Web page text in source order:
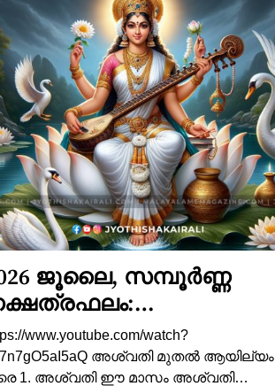
ജൂലൈ, സമ്പൂർണ്ണ
www.youtube.com/watch?
അശ്വതി മുതൽ ആയില്യം
1. അശ്വതി ഈ മാസം അശ്വതി